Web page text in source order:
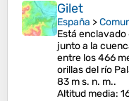
Gilet
España >
Está enclavado
junto a la
entre los 466
orillas del río
83 m s. n. m.​​.
Altitud media: